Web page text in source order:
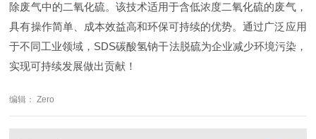
除废气中的二氧化硫。该技术适用于含低浓度二氧化硫的废气，
具有操作简单、成本效益高和环保可持续的优势。通过广泛应用
于不同工业领域，SDS碳酸氢钠干法脱硫为企业减少环境污染，
实现可持续发展做出贡献！
编辑： Zero